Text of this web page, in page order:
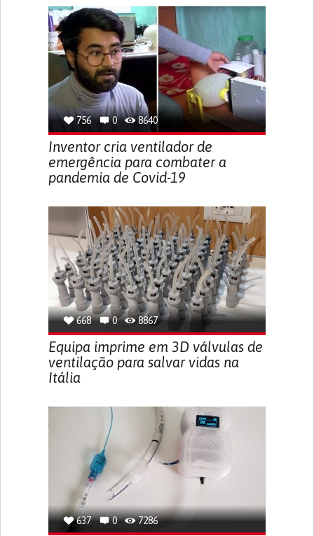
756 0 8640
Inventor cria ventilador de
emergência para combater a
pandemia de Covid-19
668 0 8867
Equipa imprime em 3D válvulas de
ventilação para salvar vidas na
Itália
637 0 7286